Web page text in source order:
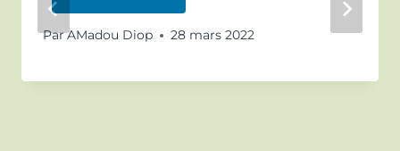
ParAMadou Diop 28 mars 2022